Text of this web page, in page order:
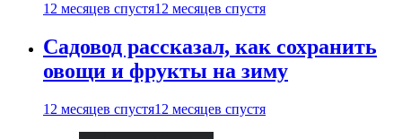
12 месяцев спустя12 месяцев спустя
Садовод рассказал, как сохранить
овощи и фрукты на зиму
12 месяцев спустя12 месяцев спустя